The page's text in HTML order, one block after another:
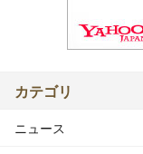
カテゴリ
ニュース